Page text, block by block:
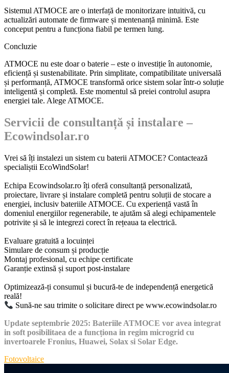
Sistemul ATMOCE are o interfață de monitorizare intuitivă, cu
actualizări automate de firmware și mentenanță minimă. Este
conceput pentru a funcționa fiabil pe termen lung.
Concluzie
ATMOCE nu este doar o baterie – este o investiție în autonomie,
eficiență și sustenabilitate. Prin simplitate, compatibilitate universală
și performanță, ATMOCE transformă orice sistem solar într-o soluție
inteligentă și completă. Este momentul să preiei controlul asupra
energiei tale. Alege ATMOCE.
Servicii de consultanță și instalare –
Ecowindsolar.ro
Vrei să îți instalezi un sistem cu baterii ATMOCE? Contactează
specialiștii EcoWindSolar!
Echipa Ecowindsolar.ro îți oferă consultanță personalizată,
proiectare, livrare și instalare completă pentru soluții de stocare a
energiei, inclusiv bateriile ATMOCE. Cu experiență vastă în
domeniul energiilor regenerabile, te ajutăm să alegi echipamentele
potrivite și să le integrezi corect în rețeaua ta electrică.
Evaluare gratuită a locuinței
Simulare de consum și producție
Montaj profesional, cu echipe certificate
Garanție extinsă și suport post-instalare
Optimizează-ți consumul și bucură-te de independență energetică
reală!
Sună-ne sau trimite o solicitare direct pe www.ecowindsolar.ro
Update septembrie 2025: Bateriile ATMOCE vor avea integrat
in soft posibilitaea de a funcționa in regim microgrid cu
invertoarele Fronius, Huawei, Solax si Solar Edge.
Categories
Fotovoltaice